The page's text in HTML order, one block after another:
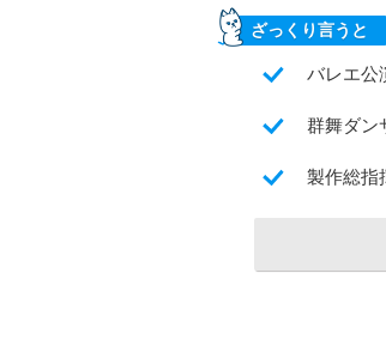
ざっくり言うと
バレエ公
群舞ダン
製作総指